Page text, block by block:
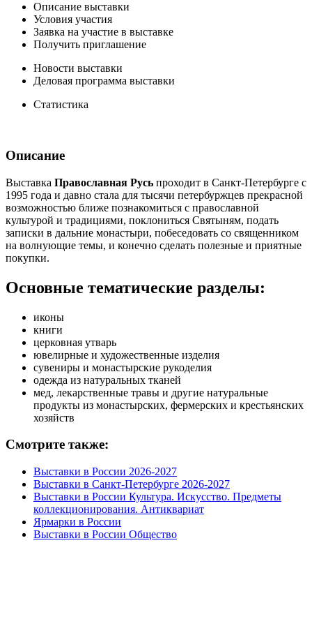
Описание выставки
Условия участия
Заявка на участие в выставке
Получить приглашение
Новости выставки
Деловая программа выставки
Статистика
Описание
Выставка Православная Русь проходит в Санкт-Петербурге с
1995 года и давно стала для тысячи петербуржцев прекрасной
возможностью ближе познакомиться с православной
культурой и традициями, поклониться Святыням, подать
записки в дальние монастыри, побеседовать со священником
на волнующие темы, и конечно сделать полезные и приятные
покупки.
Основные тематические разделы:
иконы
книги
церковная утварь
ювелирные и художественные изделия
сувениры и монастырские рукоделия
одежда из натуральных тканей
мед, лекарственные травы и другие натуральные
продукты из монастырских, фермерских и крестьянских
хозяйств
Смотрите также:
Выставки в России 2026-2027
Выставки в Санкт-Петербурге 2026-2027
Выставки в России Культура. Искусство. Предметы
коллекционирования. Антиквариат
Ярмарки в России
Выставки в России Общество